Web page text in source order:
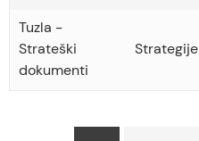
Tuzla -
Strateški
dokumenti
Strategije